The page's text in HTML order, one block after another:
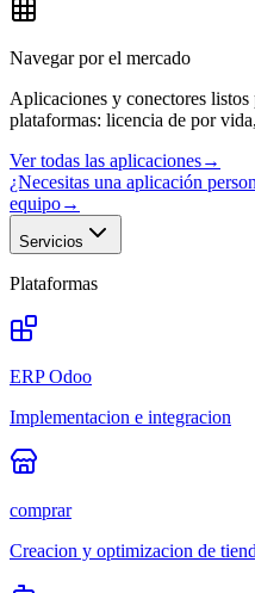
Navegar por el mercado
Aplicaciones y conectores
plataformas: licencia de por
Ver todas las aplicaciones→
¿Necesitas una aplicación
equipo→
Servicios
Plataformas
ERP Odoo
Implementacion e integracion
comprar
Creacion y optimizacion de